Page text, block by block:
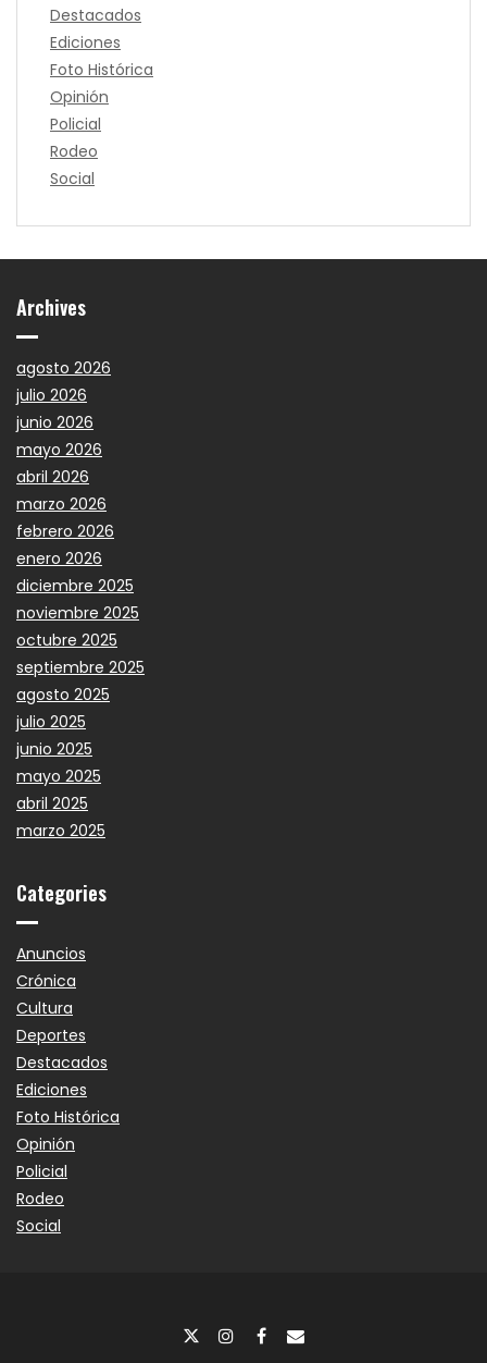
Destacados
Ediciones
Foto Histórica
Opinión
Policial
Rodeo
Social
Archives
agosto 2026
julio 2026
junio 2026
mayo 2026
abril 2026
marzo 2026
febrero 2026
enero 2026
diciembre 2025
noviembre 2025
octubre 2025
septiembre 2025
agosto 2025
julio 2025
junio 2025
mayo 2025
abril 2025
marzo 2025
Categories
Anuncios
Crónica
Cultura
Deportes
Destacados
Ediciones
Foto Histórica
Opinión
Policial
Rodeo
Social